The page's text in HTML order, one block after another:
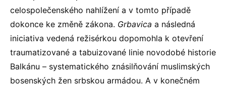
celospolečenského nahlížení a v tomto případě
dokonce ke změně zákona. Grbavica a následná
iniciativa vedená režisérkou dopomohla k otevření
traumatizované a tabuizované linie novodobé historie
Balkánu – systematického znásilňování muslimských
bosenských žen srbskou armádou. A v konečném